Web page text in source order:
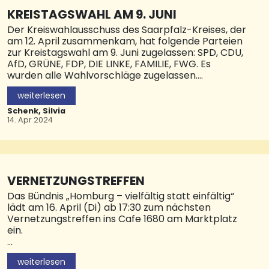
Nachwuchskolleg Europa an der Universität des
Saarlandes die Bedeutung dieser Gremien und die
Grundlagen demokratischer Mitbestimmung. Er
informiert neutral über die historischen und die
politischen Hintergründe von Parteien und welche
Parteien zur Wahl stehen. Einige Menschen mit
Migrationsgeschichte in der Politik und deren
Anteil in den Parteien werden vorgestellt. Der
Wahl-O-Mat der Bundeszentrale für politische
Bildung wird beispielhaft gespielt. Der entgeltfreie
Workshop g
KREISTAGSWAHL AM 9. JUNI
Der Kreiswahlausschuss des Saarpfalz-Kreises, der
am 12. April zusammenkam, hat folgende Parteien
zur Kreistagswahl am 9. Juni zugelassen: SPD, CDU,
AfD, GRÜNE, FDP, DIE LINKE, FAMILIE, FWG. Es
wurden alle Wahlvorschläge zugelassen.
Der Kreiswahlausschuss hat für die Wahl der
Landrätin/des Landrates am 9. Juni die
Kandidaturen folgender Bewerberin/Bewerber
(CDU), Dr. Christian Wirth (AfD) und Barbara
Spaniol (DIE LINKE). Die Bewerbungen der
ein.Die oben genannten Ergebnisse sind vorläufig.
Es kann Beschwerde beim
Wahlbeschwerdeausschuss eingelegt werden bis
zum 15. April um 24 Uhr.
weiterlesen
Schenk, Silvia
14. Apr 2024
VERNETZUNGSTREFFEN
Das Bündnis „Homburg – vielfältig statt einfältig“
lädt am 16. April (Di) ab 17:30 zum nächsten
Vernetzungstreffen ins Cafe 1680 am Marktplatz
ein.
Nach zwei erfolgreichen Kundgebungen im ersten
Jahresdrittel lädt das Bündnis „Homburg –vielfältig
weiterlesen